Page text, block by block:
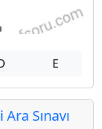
E
Sınavı